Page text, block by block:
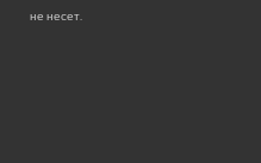
не несет.